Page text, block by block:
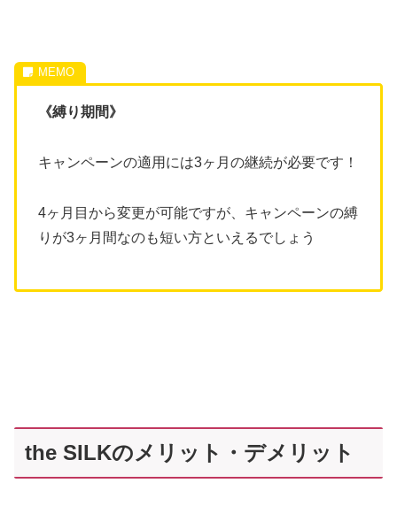
《縛り期間》
キャンペーンの適用には3ヶ月の継続が必要です！
4ヶ月目から変更が可能ですが、キャンペーンの縛
りが3ヶ月間なのも短い方といえるでしょう
the SILKのメリット・デメリット